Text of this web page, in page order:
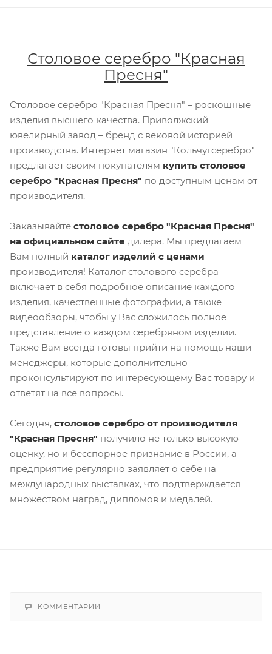
Столовое серебро "Красная
Пресня"
Столовое серебро "Красная Пресня" – роскошные
изделия высшего качества. Приволжский
ювелирный завод – бренд с вековой историей
производства. Интернет магазин "Кольчугсеребро"
предлагает своим покупателям купить столовое
серебро "Красная Пресня" по доступным ценам от
производителя.
Заказывайте столовое серебро "Красная Пресня"
на официальном сайте дилера. Мы предлагаем
Вам полный каталог изделий с ценами
производителя! Каталог столового серебра
включает в себя подробное описание каждого
изделия, качественные фотографии, а также
видеообзоры, чтобы у Вас сложилось полное
представление о каждом серебряном изделии.
Также Вам всегда готовы прийти на помощь наши
менеджеры, которые дополнительно
проконсультируют по интересующему Вас товару и
ответят на все вопросы.
Сегодня, столовое серебро от производителя
"Красная Пресня" получило не только высокую
оценку, но и бесспорное признание в России, а
предприятие регулярно заявляет о себе на
международных выставках, что подтверждается
множеством наград, дипломов и медалей.
КОММЕНТАРИИ